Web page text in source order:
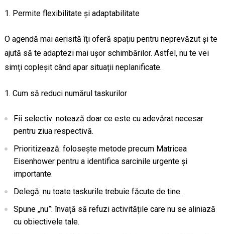
Permite flexibilitate și adaptabilitate
O agendă mai aerisită îți oferă spațiu pentru neprevăzut și te
ajută să te adaptezi mai ușor schimbărilor. Astfel, nu te vei
simți copleșit când apar situații neplanificate.
Cum să reduci numărul taskurilor
Fii selectiv: notează doar ce este cu adevărat necesar
pentru ziua respectivă.
Prioritizează: folosește metode precum Matricea
Eisenhower pentru a identifica sarcinile urgente și
importante.
Delegă: nu toate taskurile trebuie făcute de tine.
Spune „nu”: învață să refuzi activitățile care nu se aliniază
cu obiectivele tale.